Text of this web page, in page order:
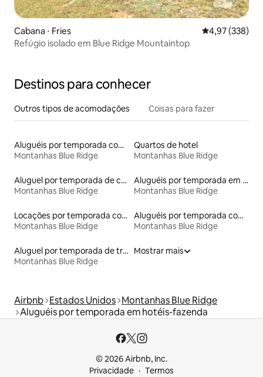
Cabana ⋅ Fries 4,97 de uma
4,97 (338)
Refúgio isolado em Blue Ridge Mountaintop
Destinos para conhecer
Outros tipos de acomodações Coisas para fazer
Aluguéis por temporada com caiaque
Montanhas Blue Ridge
Quartos de hotel
Montanhas Blue Ridge
Aluguel por temporada de casas na árvore
Montanhas Blue Ridge
Aluguéis por temporada em acampamentos
Montanhas Blue Ridge
Locações por temporada com piscina
Montanhas Blue Ridge
Aluguéis por temporada com café da manhã
Montanhas Blue Ridge
Aluguel por temporada de trens
Montanhas Blue Ridge
Mostrar mais
Airbnb Estados Unidos Montanhas Blue Ridge
Aluguéis por temporada em hotéis-fazenda
© 2026 Airbnb, Inc.
Privacidade
Termos